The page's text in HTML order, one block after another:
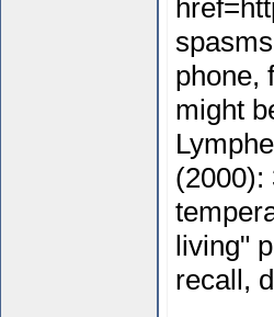
phone,
might
(2000):
living"
recall,